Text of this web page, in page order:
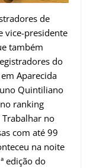
de
vice-presidente
também
do
Aparecida
Quintiliano
ranking
Trabalhar no
com até 99
na noite
edição do